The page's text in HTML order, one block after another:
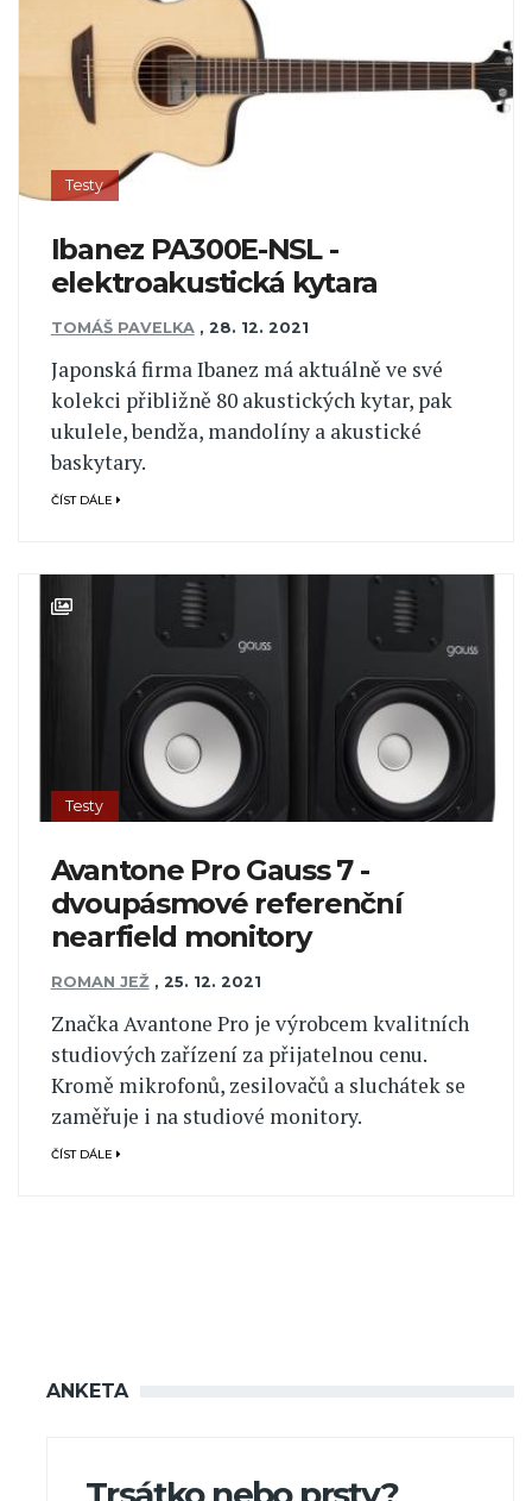
Testy
Ibanez PA300E-NSL -
elektroakustická kytara
TOMÁŠ PAVELKA , 28. 12. 2021
Japonská firma Ibanez má aktuálně ve své
kolekci přibližně 80 akustických kytar, pak
ukulele, bendža, mandolíny a akustické
baskytary.
ČÍST DÁLE
Testy
Avantone Pro Gauss 7 -
dvoupásmové referenční
nearfield monitory
ROMAN JEŽ , 25. 12. 2021
Značka Avantone Pro je výrobcem kvalitních
studiových zařízení za přijatelnou cenu.
Kromě mikrofonů, zesilovačů a sluchátek se
zaměřuje i na studiové monitory.
ČÍST DÁLE
ANKETA